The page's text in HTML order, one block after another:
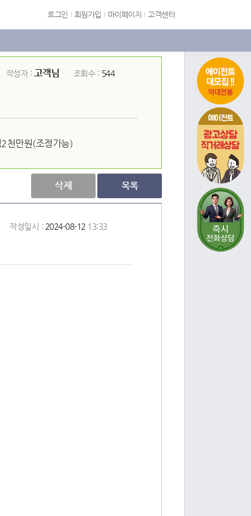
로그인 회원가입 마이페이지 고객센터
에이전트
작성자 : 고객님 조회수 : 544
천만원(조정가능)
삭제 목록
작성일시 : 2024-08-12 13:33